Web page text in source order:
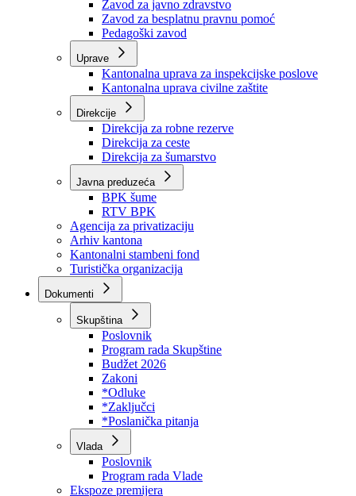
Zavodi
Zavod zdravstvenog osiguranja
Zavod za javno zdravstvo
Zavod za besplatnu pravnu pomoć
Pedagoški zavod
Kantonalna uprava za inspekcijske poslove
Kantonalna uprava civilne zaštite
Direkcije
Direkcija za robne rezerve
Direkcija za ceste
Direkcija za šumarstvo
Javna preduzeća
BPK šume
RTV BPK
Agencija za privatizaciju
Arhiv kantona
Kantonalni stambeni fond
Turistička organizacija
Dokumenti
Skupština
Poslovnik
Program rada Skupštine
Budžet 2026
Zakoni
*Odluke
*Zaključci
*Poslanička pitanja
Vlada